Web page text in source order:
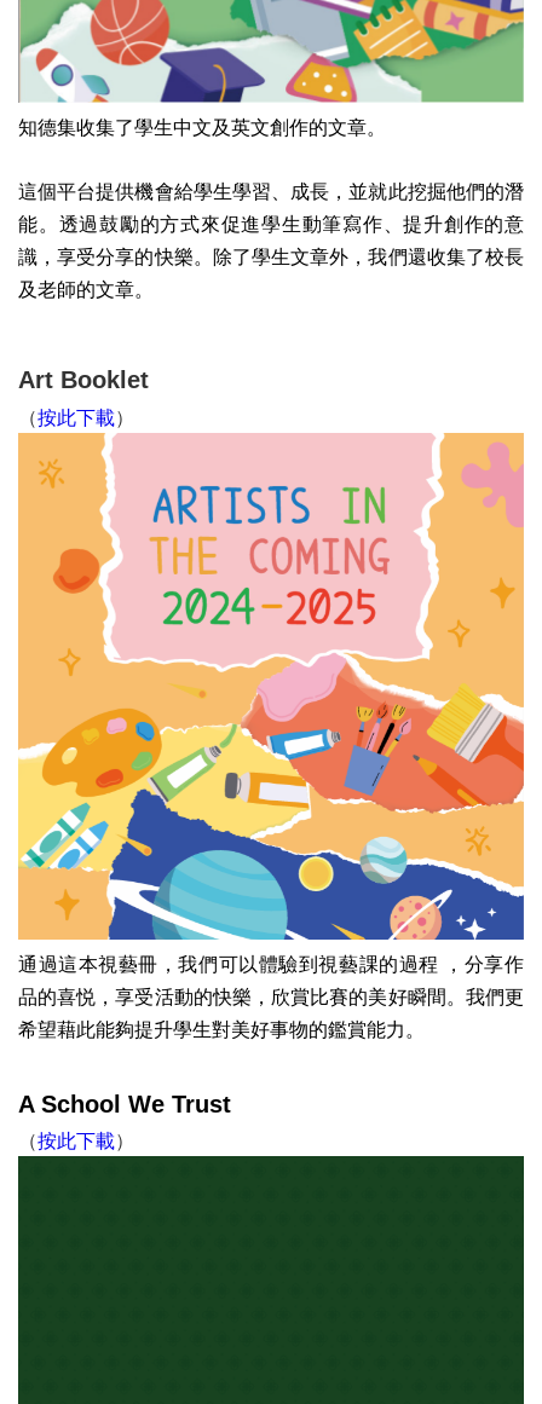
知德集收集了學生中文及英文創作的文章。
這個平台提供機會給學生學習、成長，並就此挖掘他們的潛
能。 透過鼓勵的方式來促進學生動筆寫作、提升創作的意
識，享受分享的快樂。
除了學生文章外，我們還收集了校長
及老師的文章。
Art Booklet
（按此下載）
通過這本視藝冊，我們可以體驗到視藝課的過程 ，分享作
品的喜悦，享受活動的快樂，欣賞比賽的美好瞬間。我們更
希望藉此能夠提升學生對美好事物的鑑賞能力。
A School We Trust
（按此下載）